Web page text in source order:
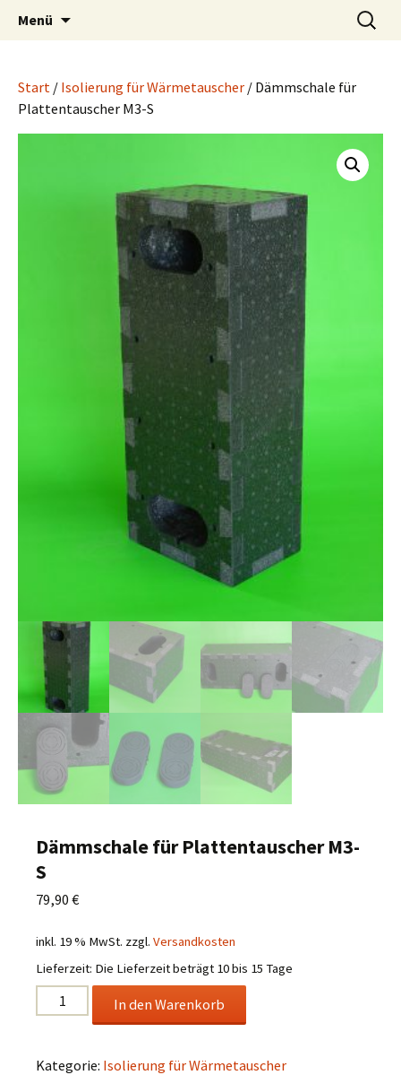
LUPI Wärmetechnik
Wärmetauscher Technik
Menü
Suchen
nach:
Start / Isolierung für Wärmetauscher / Dämmschale für
Plattentauscher M3-S
Dämmschale für Plattentauscher M3-
S
79,90 €
inkl. 19 % MwSt. zzgl. Versandkosten
Lieferzeit: Die Lieferzeit beträgt 10 bis 15 Tage
Dämmschale
für
M3-
In den Warenkorb
Kategorie: Isolierung für Wärmetauscher